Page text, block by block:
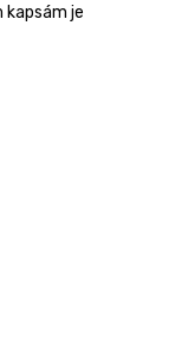
kapsám je